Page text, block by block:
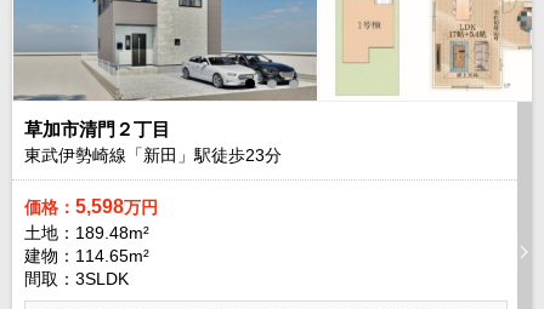
草加市清門２丁目
東武伊勢崎線「新田」駅徒歩23分
価格： 5,598万円
土地：189.48m²
建物：114.65m²
間取：3SLDK